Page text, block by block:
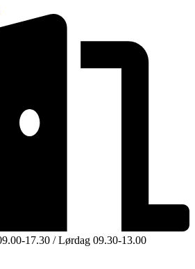
17.30 / Lørdag 09.30-13.00